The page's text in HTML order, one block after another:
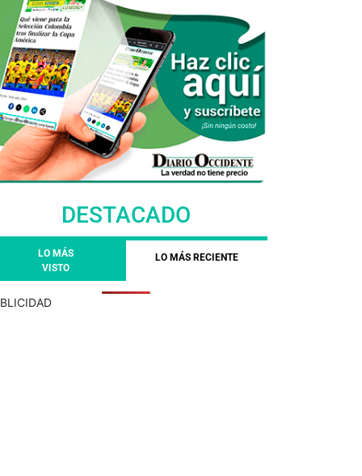
DESTACADO
LO MÁS
VISTO
LO MÁS RECIENTE